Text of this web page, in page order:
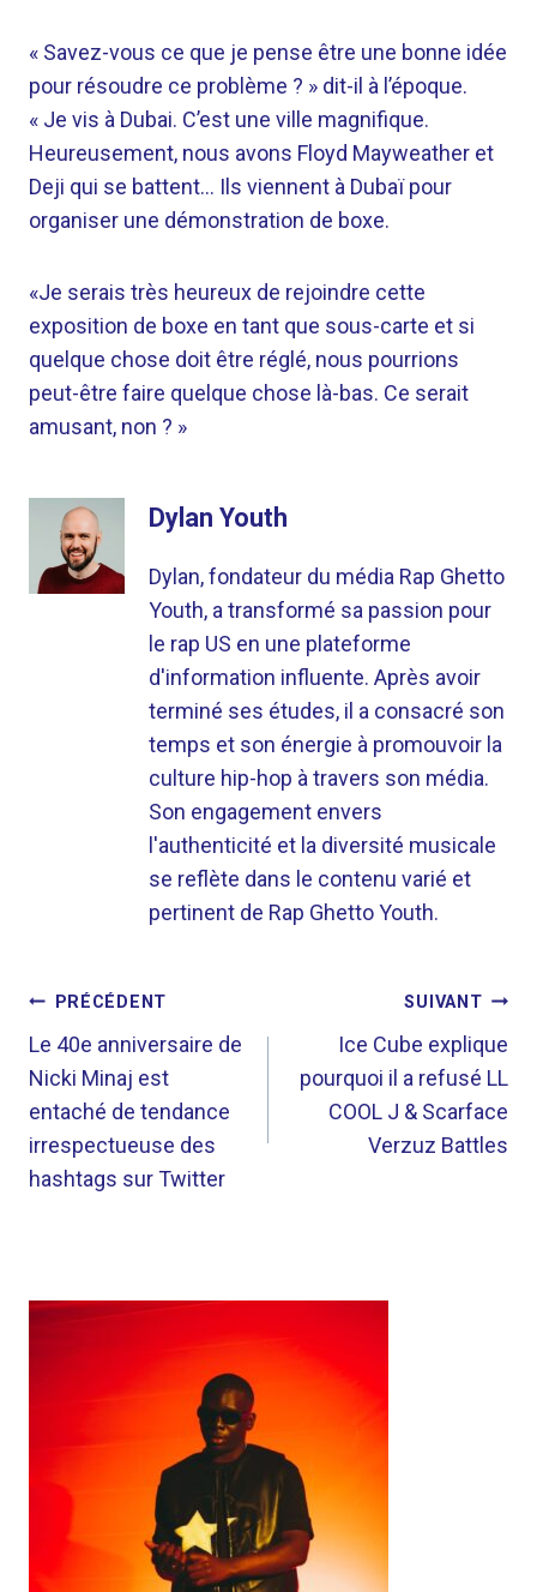
« Savez-vous ce que je pense être une bonne idée
pour résoudre ce problème ? » dit-il à l’époque.
« Je vis à Dubai. C’est une ville magnifique.
Heureusement, nous avons Floyd Mayweather et
Deji qui se battent… Ils viennent à Dubaï pour
organiser une démonstration de boxe.
«Je serais très heureux de rejoindre cette
exposition de boxe en tant que sous-carte et si
quelque chose doit être réglé, nous pourrions
peut-être faire quelque chose là-bas. Ce serait
amusant, non ? »
Dylan Youth
Dylan, fondateur du média Rap Ghetto
Youth, a transformé sa passion pour
le rap US en une plateforme
d'information influente. Après avoir
terminé ses études, il a consacré son
temps et son énergie à promouvoir la
culture hip-hop à travers son média.
Son engagement envers
l'authenticité et la diversité musicale
se reflète dans le contenu varié et
pertinent de Rap Ghetto Youth.
NAVIGATION
DE
L’ARTICLE
PRÉCÉDENT
Le 40e anniversaire de
Nicki Minaj est
entaché de tendance
irrespectueuse des
hashtags sur Twitter
SUIVANT
Ice Cube explique
pourquoi il a refusé LL
COOL J & Scarface
Verzuz Battles